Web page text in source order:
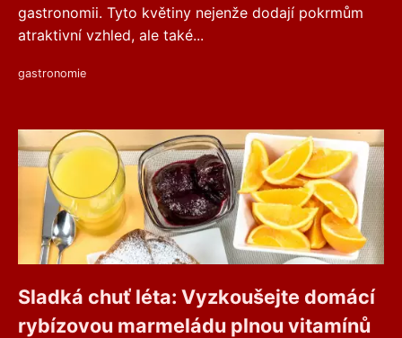
gastronomii. Tyto květiny nejenže dodají pokrmům
atraktivní vzhled, ale také...
gastronomie
Sladká chuť léta: Vyzkoušejte domácí
rybízovou marmeládu plnou vitamínů